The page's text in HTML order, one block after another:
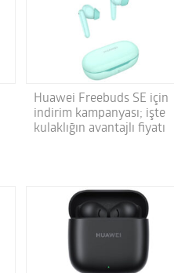
Huawei Freebuds SE için
indirim kampanyası; işte
kulaklığın avantajlı fiyatı